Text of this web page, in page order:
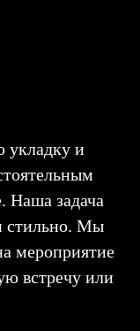
укладку и
Наша задача
стильно. Мы
мероприятие
встречу или